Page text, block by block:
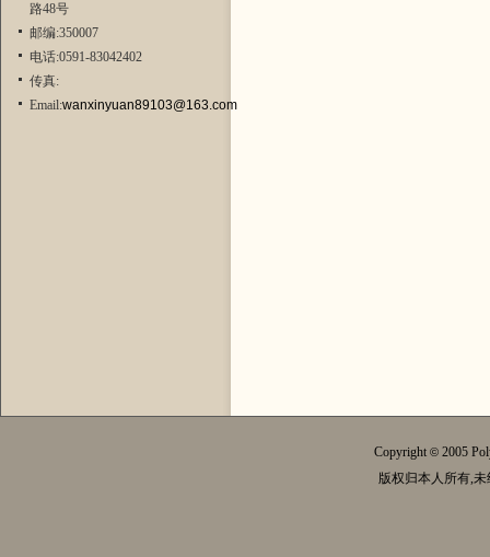
路48号
邮编:350007
电话:0591-83042402
传真:
Email:wanxinyuan89103@163.com
Copyright© 2005
版权归本人所有,